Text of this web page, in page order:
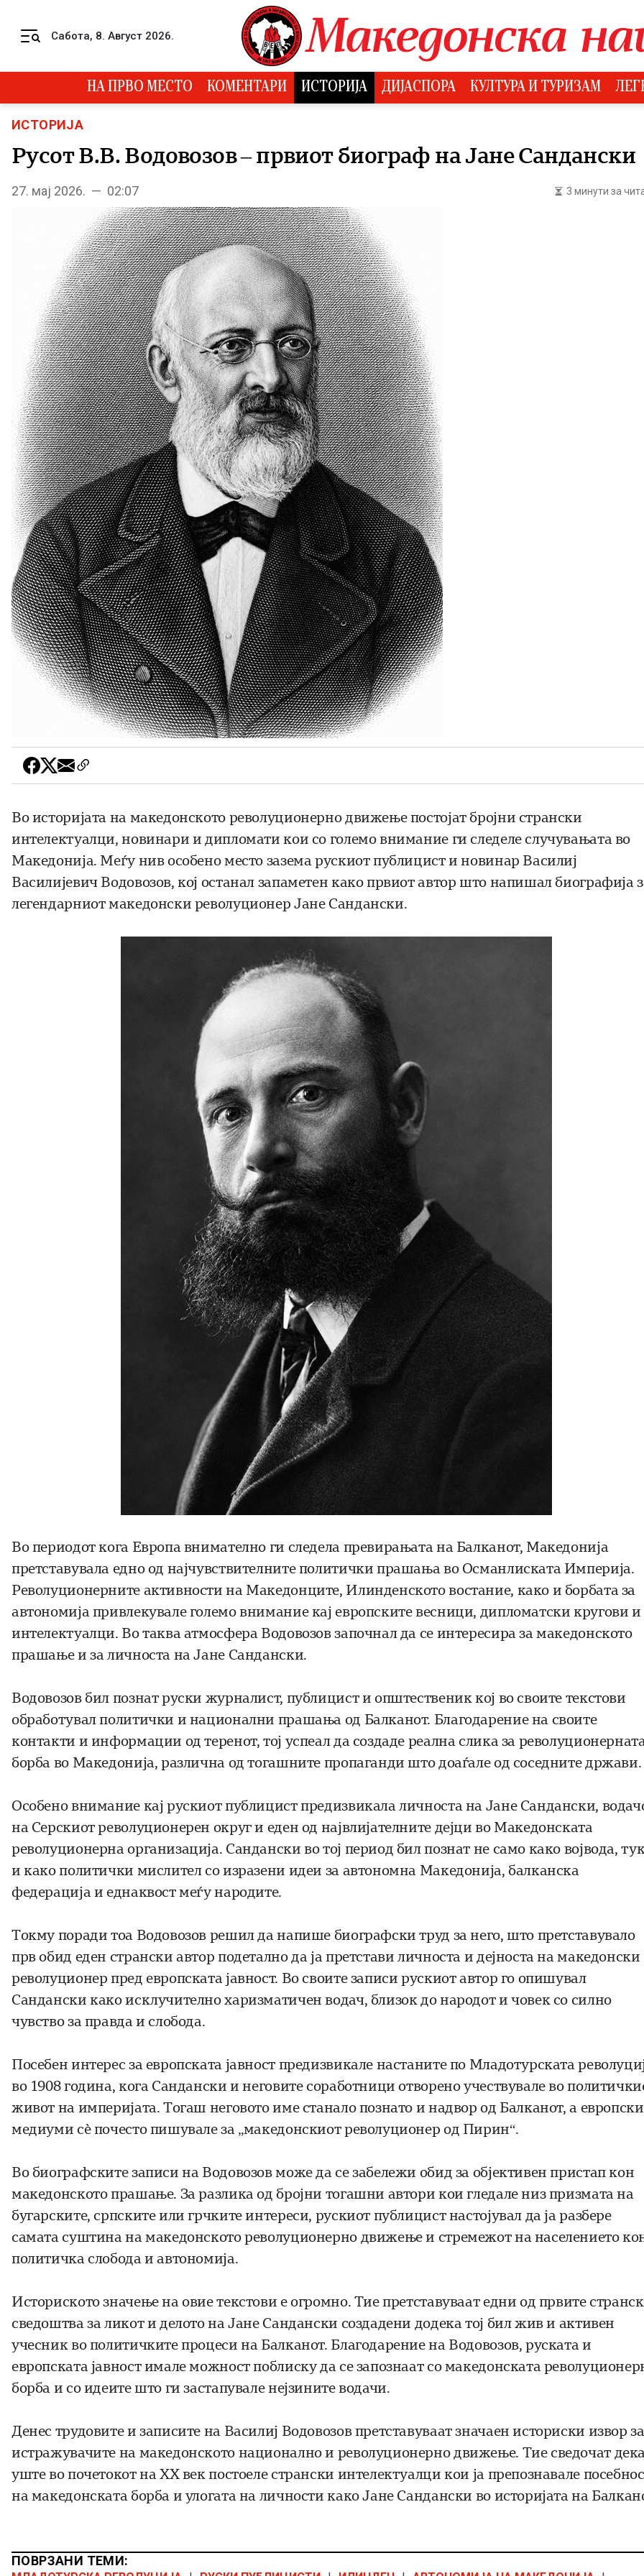
Сабота, 8. Август 2026.
НА ПРВО МЕСТО КОМЕНТАРИ ИСТОРИЈА ДИЈАСПОРА КУЛТУРА И ТУРИЗАМ
ИСТОРИЈА
Русот В.В. Водовозов – првиот биограф на Јане Сандански
27. мај 2026. — 02:07 3 минути за
Во историјата на македонското револуционерно движење постојат бројни странски
интелектуалци, новинари и дипломати кои со големо внимание ги следеле случувањата во
Македонија. Меѓу нив особено место зазема рускиот публицист и новинар Василиј
Василијевич Водовозов, кој останал запаметен како првиот автор што напишал биографија
легендарниот македонски револуционер Јане Сандански.
Во периодот кога Европа внимателно ги следела превирањата на Балканот, Македонија
претставувала едно од најчувствителните политички прашања во Османлиската Империја.
Револуционерните активности на Македонците, Илинденското востание, како и борбата за
автономија привлекувале големо внимание кај европските весници, дипломатски кругови и
интелектуалци. Во таква атмосфера Водовозов започнал да се интересира за македонското
прашање и за личноста на Јане Сандански.
Водовозов бил познат руски журналист, публицист и општественик кој во своите текстови
обработувал политички и национални прашања од Балканот. Благодарение на своите
контакти и информации од теренот, тој успеал да создаде реална слика за
борба во Македонија, различна од тогашните пропаганди што доаѓале од соседните држави.
Особено внимание кај рускиот публицист предизвикала личноста на Јане Сандански,
на Серскиот револуционерен округ и еден од највлијателните дејци во Македонската
револуционерна организација. Сандански во тој период бил познат не само како војвода,
и како политички мислител со изразени идеи за автономна Македонија, балканска
федерација и еднаквост меѓу народите.
Токму поради тоа Водовозов решил да напише биографски труд за него, што претставувало
прв обид еден странски автор подетално да ја претстави личноста и дејноста на македонски
револуционер пред европската јавност. Во своите записи рускиот автор го опишувал
Сандански како исклучително харизматичен водач, близок до народот и човек со силно
чувство за правда и слобода.
Посебен интерес за европската јавност предизвикале настаните по Младотурската
во 1908 година, кога Сандански и неговите соработници отворено учествувале во
живот на империјата. Тогаш неговото име станало познато и надвор од Балканот, а
медиуми сè почесто пишувале за „македонскиот револуционер од Пирин“.
Во биографските записи на Водовозов може да се забележи обид за објективен пристап кон
македонското прашање. За разлика од бројни тогашни автори кои гледале низ призмата на
бугарските, српските или грчките интереси, рускиот публицист настојувал да ја разбере
самата суштина на македонското револуционерно движење и стремежот на населението
политичка слобода и автономија.
Историското значење на овие текстови е огромно. Тие претставуваат едни од првите
сведоштва за ликот и делото на Јане Сандански создадени додека тој бил жив и активен
учесник во политичките процеси на Балканот. Благодарение на Водовозов, руската и
европската јавност имале можност поблиску да се запознаат со македонската
борба и со идеите што ги застапувале нејзините водачи.
Денес трудовите и записите на Василиј Водовозов претставуваат значаен историски извор за
истражувачите на македонското национално и револуционерно движење. Тие сведочат
уште во почетокот на XX век постоеле странски интелектуалци кои ја препознавале
на македонската борба и улогата на личности како Јане Сандански во историјата на
ПОВРЗАНИ ТЕМИ: